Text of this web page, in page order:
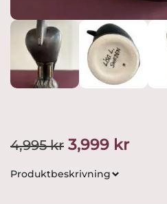
4,995kr Det
ursprungliga
3,999 krDet
Produktbeskrivning